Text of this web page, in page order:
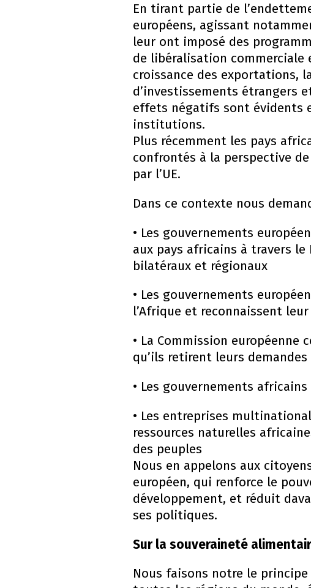
En tirant partie de
européens, agissant
leur ont imposé des
de libéralisation commerciale
croissance des exportations,
d’investissements étrangers
effets négatifs sont évidents
institutions.
Plus récemment les pays
confrontés à la perspective
par l’UE.
Dans ce contexte nous
• Les gouvernements
aux pays africains à travers le
bilatéraux et régionaux
• Les gouvernements
l’Afrique et reconnaissent
• La Commission européenne
qu’ils retirent leurs demandes
• Les gouvernements
• Les entreprises
ressources naturelles
des peuples
Nous en appelons aux
européen, qui renforce le
développement, et réduit
ses politiques.
Sur la souveraineté
Nous faisons notre le